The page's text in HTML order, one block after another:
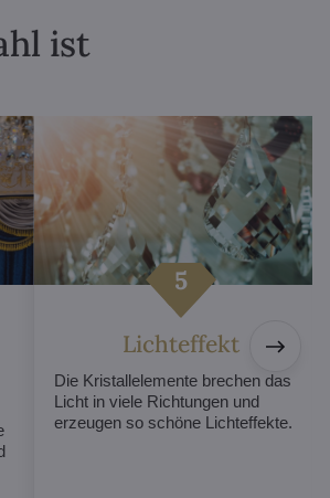
ist
Lichteffekt
Die Kristallelemente brechen das
Licht in viele Richtungen und
erzeugen so schöne Lichteffekte.